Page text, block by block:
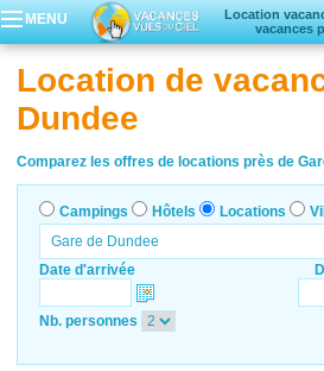
MENU
Location
vacances
Hôtels
Location de
Dundee
Comparez les offres de locations près de
Campings Hôtels Locations
Date d'arrivée
Nb. personnes